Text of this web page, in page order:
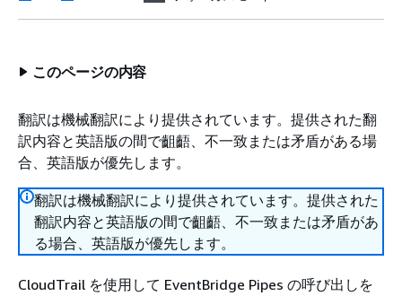
このページの内容
翻訳は機械翻訳により提供されています。提供された翻
訳内容と英語版の間で齟齬、不一致または矛盾がある場
合、英語版が優先します。
翻訳は機械翻訳により提供されています。提供された
翻訳内容と英語版の間で齟齬、不一致または矛盾があ
る場合、英語版が優先します。
CloudTrail を使用して EventBridge Pipes の呼び出しを